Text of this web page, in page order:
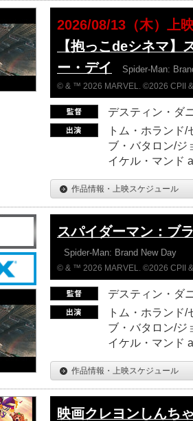
2026/08/13（木）上
【抱っこdeシネマ】
ー・デイ
Spider-Man:
© & ™ 2026 MARVEL. ©2026 CPII
デスティン・ダ
トム・ホランド
ブ・バタロン/ジ
イケル・マンド
作品情報・上映スケジュール
スパイダーマン：ブ
Spider-Man: Brand New Day
© & ™ 2026 MARVEL. ©2026 CPII
デスティン・ダ
トム・ホランド
ブ・バタロン/ジ
イケル・マンド
作品情報・上映スケジュール
映画クレヨンしんち